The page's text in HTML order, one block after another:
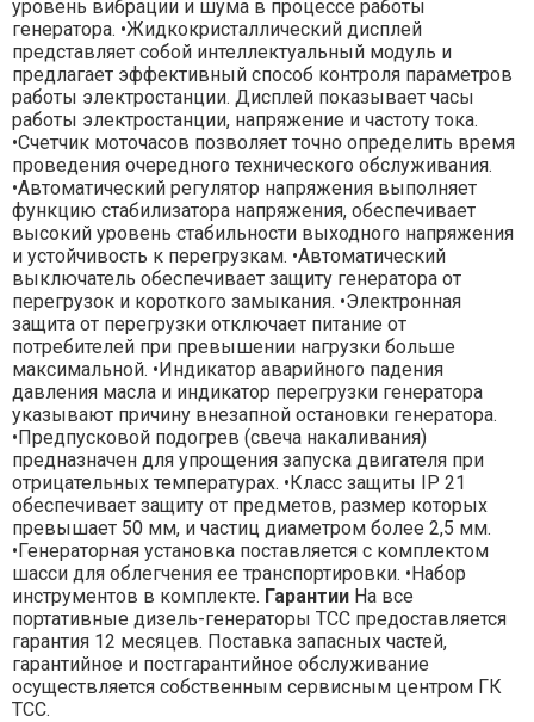
уровень вибрации и шума в процессе работы
генератора. •Жидкокристаллический дисплей
представляет собой интеллектуальный модуль и
предлагает эффективный способ контроля параметров
работы электростанции. Дисплей показывает часы
работы электростанции, напряжение и частоту тока.
•Счетчик моточасов позволяет точно определить время
проведения очередного технического обслуживания.
•Автоматический регулятор напряжения выполняет
функцию стабилизатора напряжения, обеспечивает
высокий уровень стабильности выходного напряжения
и устойчивость к перегрузкам. •Автоматический
выключатель обеспечивает защиту генератора от
перегрузок и короткого замыкания. •Электронная
защита от перегрузки отключает питание от
потребителей при превышении нагрузки больше
максимальной. •Индикатор аварийного падения
давления масла и индикатор перегрузки генератора
указывают причину внезапной остановки генератора.
•Предпусковой подогрев (свеча накаливания)
предназначен для упрощения запуска двигателя при
отрицательных температурах. •Класс защиты IP 21
обеспечивает защиту от предметов, размер которых
превышает 50 мм, и частиц диаметром более 2,5 мм.
•Генераторная установка поставляется с комплектом
шасси для облегчения ее транспортировки. •Набор
инструментов в комплекте. Гарантии На все
портативные дизель-генераторы ТСС предоставляется
гарантия 12 месяцев. Поставка запасных частей,
гарантийное и постгарантийное обслуживание
осуществляется собственным сервисным центром ГК
ТСС.